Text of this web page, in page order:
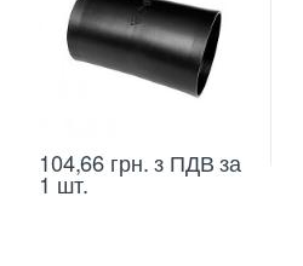
104,66 грн.з ПДВ за
1 шт.